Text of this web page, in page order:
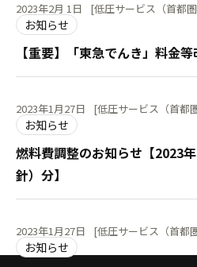
【重要】「東急でんき」料金
2023年2月 1日 [低圧サービス（首都
お知らせ
燃料費調整のお知らせ【2023
針）分】
2023年1月27日 [低圧サービス（首都
お知らせ
2023年1月27日 [低圧サービス（首都
お知らせ